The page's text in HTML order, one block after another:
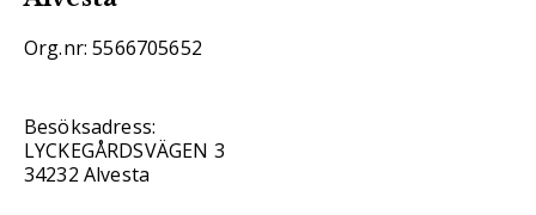
Org.nr: 5566705652
Besöksadress:
LYCKEGÅRDSVÄGEN 3
34232 Alvesta